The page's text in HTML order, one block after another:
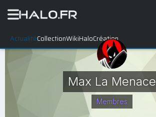
ActualitéCollectionWikiHaloCréation
Max La Menace
Membres